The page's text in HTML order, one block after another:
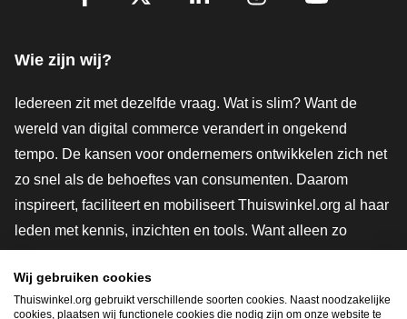
Wie zijn wij?
Iedereen zit met dezelfde vraag. Wat is slim? Want de
wereld van digital commerce verandert in ongekend
tempo. De kansen voor ondernemers ontwikkelen zich net
zo snel als de behoeftes van consumenten. Daarom
inspireert, faciliteert en mobiliseert Thuiswinkel.org al haar
leden met kennis, inzichten en tools. Want alleen zo
innovatievere toekomst. Dus groei ook mee en maak
shoppen slimmer.
Wij gebruiken cookies
Thuiswinkel.org gebruikt verschillende soorten cookies. Naast noodzakelijke
cookies, plaatsen wij functionele cookies die nodig zijn om onze website te